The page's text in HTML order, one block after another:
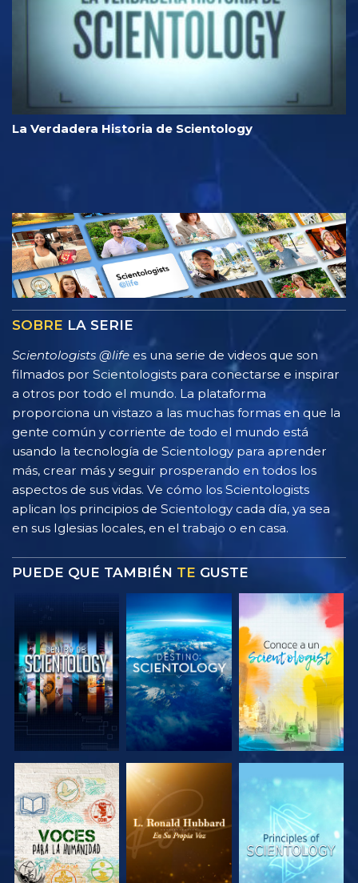
La Verdadera Historia de Scientology
SOBRE LA SERIE
Scientologists @life es una serie de videos que son
filmados por Scientologists para conectarse e inspirar
a otros por todo el mundo. La plataforma
proporciona un vistazo a las muchas formas en que la
gente común y corriente de todo el mundo está
usando la tecnología de Scientology para aprender
más, crear más y seguir prosperando en todos los
aspectos de sus vidas. Ve cómo los Scientologists
aplican los principios de Scientology cada día, ya sea
en sus Iglesias locales, en el trabajo o en casa.
PUEDE QUE TAMBIÉN TE GUSTE
EXPLORA LAS
SERIES
EXPLORA LAS
SERIES
EXPLORA LAS
SERIES